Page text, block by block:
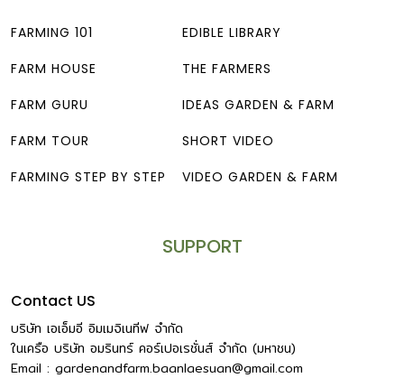
FARMING 101
FARM HOUSE
FARM GURU
FARM TOUR
FARMING STEP BY STEP
EDIBLE LIBRARY
THE FARMERS
IDEAS GARDEN & FARM
SHORT VIDEO
VIDEO GARDEN & FARM
SUPPORT
Contact US
บริษัท เอเอ็มอี อิมเมจิเนทีฟ จำกัด
ในเครือ บริษัท อมรินทร์ คอร์เปอเรชั่นส์ จำกัด (มหาชน)
Email : gardenandfarm.baanlaesuan@gmail.com